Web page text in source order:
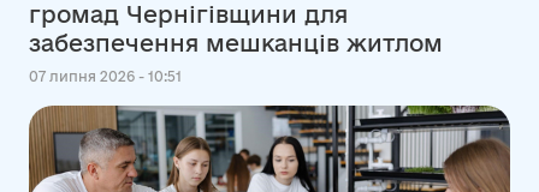
громад Чернігівщини для
забезпечення мешканців житлом
07 липня 2026 - 10:51